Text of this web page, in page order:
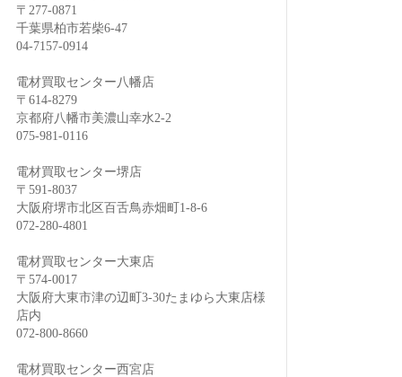
〒277-0871
千葉県柏市若柴6-47
04-7157-0914
電材買取センター八幡店
〒614-8279
京都府八幡市美濃山幸水2-2
075-981-0116
電材買取センター堺店
〒591-8037
大阪府堺市北区百舌鳥赤畑町1-8-6
072-280-4801
電材買取センター大東店
〒574-0017
大阪府大東市津の辺町3-30たまゆら大東店様
店内
072-800-8660
電材買取センター西宮店